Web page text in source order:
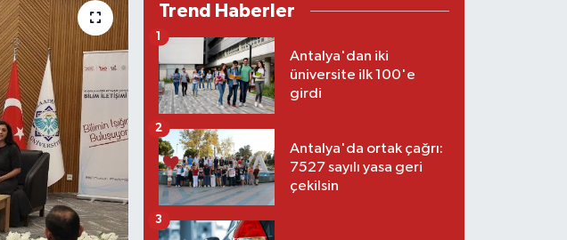
Trend Haberler
Antalya'dan iki
üniversite ilk 100'e
girdi
1
Antalya'da ortak çağrı:
7527 sayılı yasa geri
çekilsin
2
3